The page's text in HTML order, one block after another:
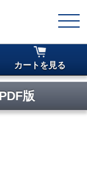
カートを見る
版